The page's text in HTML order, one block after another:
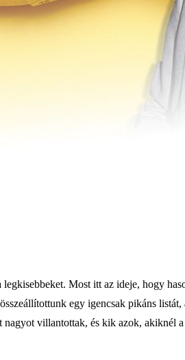
legkisebbeket. Most itt az ideje, hogy
egy igencsak pikáns
villantottak, és kik azok, akiknél